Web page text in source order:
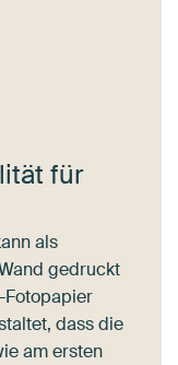
für
als
gedruckt
Fotopapier
dass die
am ersten